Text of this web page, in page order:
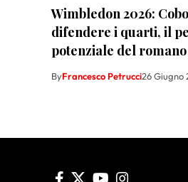
Wimbledon 2026:
difendere i quarti, il
potenziale del romano
ByFrancesco Petrucci26 Giugno